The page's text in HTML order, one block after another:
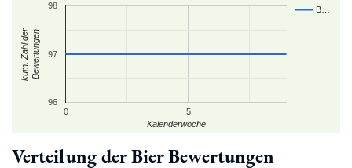
B…
0 5
96
97
98
Kalenderwoche
kum. Zahl derBewertungen
Verteilung der Bier Bewertungen